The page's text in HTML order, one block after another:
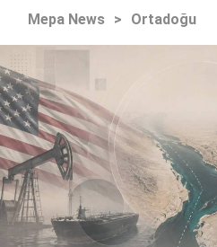
Mepa News > Ortadoğu